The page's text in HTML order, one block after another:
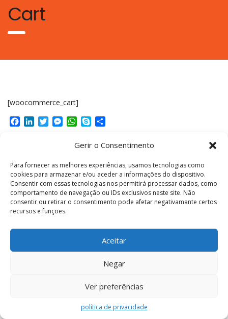
Gerir o Consentimento
Para fornecer as melhores experiências, usamos tecnologias como
cookies para armazenar e/ou aceder a informações do dispositivo.
Consentir com essas tecnologias nos permitirá processar dados, como
comportamento de navegação ou IDs exclusivos neste site. Não
consentir ou retirar o consentimento pode afetar negativamante certos
recursos e funções.
Aceitar
Negar
Ver preferências
política de privacidade
Cart
[woocommerce_cart]
Facebook
LinkedInTwitterMessenger
WhatsApp
Skype
© 2026 Copyright © IDT Consulting, Lda.